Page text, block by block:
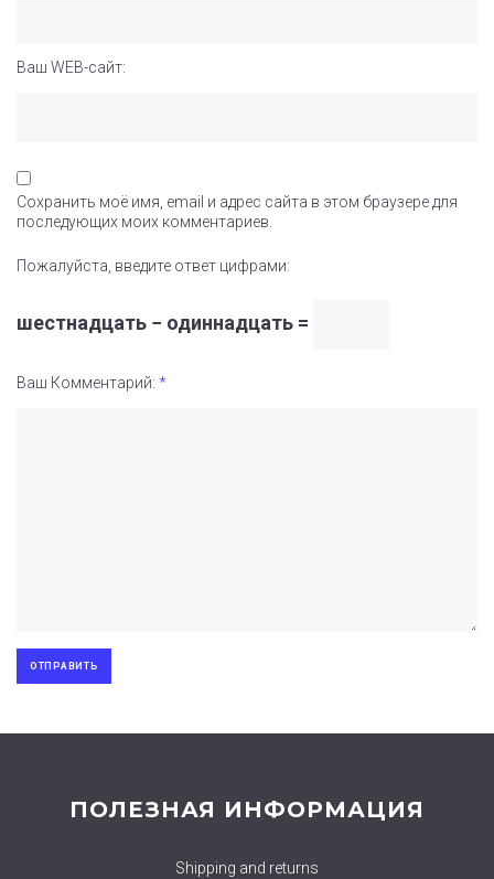
Ваш WEB-сайт:
Сохранить моё имя, email и адрес сайта в этом браузере для
последующих моих комментариев.
Пожалуйста, введите ответ цифрами:
шестнадцать − одиннадцать =
Ваш Комментарий: *
ПОЛЕЗНАЯ ИНФОРМАЦИЯ
Shipping and returns